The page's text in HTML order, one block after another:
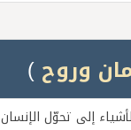
وروح )
إلى تحوّل الإنسان